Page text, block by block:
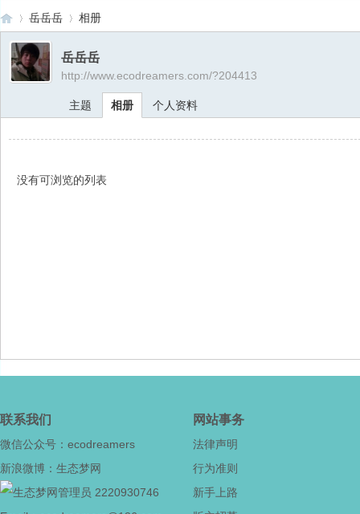
›
岳岳岳 相册
岳岳岳
http://www.ecodreamers.com/?204413
主题 相册 个人资料
没有可浏览的列表
联系我们
微信公众号：ecodreamers
新浪微博：生态梦网
2220930746
网站事务
法律声明
行为准则
新手上路